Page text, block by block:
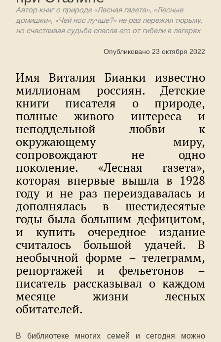
Автор книг о природе «Лесная газета», «Лесные
домишки», «Чей нос лучше?» не раз пережил тюрьму,
но счастливая судьба спасла его от гибели в лагерях
Опубликовано 23 октября 2022
Имя Виталия Бианки известно
миллионам россиян. Детские
книги писателя о природе,
полные живого интереса и
неподдельной любви к
окружающему миру,
сопровождают не одно
поколение. «Лесная газета»,
которая впервые вышла в 1928
году и не раз переиздавалась и
дополнялась в шестидесятые
годы была большим дефицитом,
и купить очередное издание
считалось большой удачей. В
необычной форме – телеграмм,
репортажей и фельетонов –
писатель рассказывал о каждом
месяце жизни лесных
обитателей.
В библиотеке многих семей и сегодня можно